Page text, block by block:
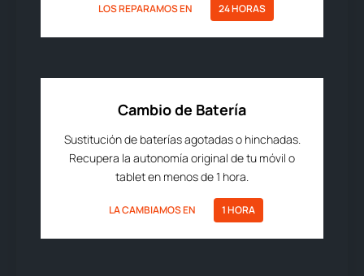
LOS REPARAMOS EN 24 HORAS
Cambio de Batería
Sustitución de baterías agotadas o hinchadas.
Recupera la autonomía original de tu móvil o
tablet en menos de 1 hora.
LA CAMBIAMOS EN 1 HORA